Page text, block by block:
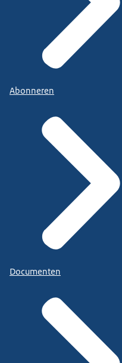
Abonneren
Documenten